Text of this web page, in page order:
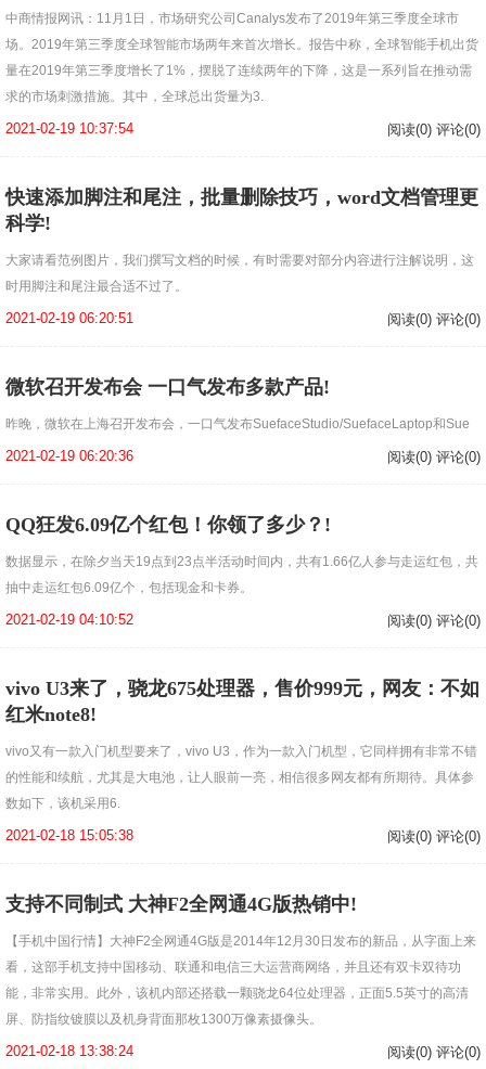
中商情报网讯：11月1日，市场研究公司Canalys发布了2019年第三季度全球市
场。2019年第三季度全球智能市场两年来首次增长。报告中称，全球智能手机出货
量在2019年第三季度增长了1%，摆脱了连续两年的下降，这是一系列旨在推动需
求的市场刺激措施。其中，全球总出货量为3.
2021-02-19 10:37:54 阅读(0) 评论(0)
快速添加脚注和尾注，批量删除技巧，word文档管理更
科学!
大家请看范例图片，我们撰写文档的时候，有时需要对部分内容进行注解说明，这
时用脚注和尾注最合适不过了。
2021-02-19 06:20:51 阅读(0) 评论(0)
微软召开发布会 一口气发布多款产品!
昨晚，微软在上海召开发布会，一口气发布SuefaceStudio/SuefaceLaptop和Sue
2021-02-19 06:20:36 阅读(0) 评论(0)
QQ狂发6.09亿个红包！你领了多少？!
数据显示，在除夕当天19点到23点半活动时间内，共有1.66亿人参与走运红包，共
抽中走运红包6.09亿个，包括现金和卡券。
2021-02-19 04:10:52 阅读(0) 评论(0)
vivo U3来了，骁龙675处理器，售价999元，网友：不如
红米note8!
vivo又有一款入门机型要来了，vivo U3，作为一款入门机型，它同样拥有非常不错
的性能和续航，尤其是大电池，让人眼前一亮，相信很多网友都有所期待。具体参
数如下，该机采用6.
2021-02-18 15:05:38 阅读(0) 评论(0)
支持不同制式 大神F2全网通4G版热销中!
【手机中国行情】大神F2全网通4G版是2014年12月30日发布的新品，从字面上来
看，这部手机支持中国移动、联通和电信三大运营商网络，并且还有双卡双待功
能，非常实用。此外，该机内部还搭载一颗骁龙64位处理器，正面5.5英寸的高清
屏、防指纹镀膜以及机身背面那枚1300万像素摄像头。
2021-02-18 13:38:24 阅读(0) 评论(0)